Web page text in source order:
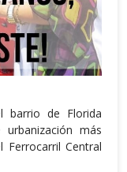
barrio de Florida
más
Central